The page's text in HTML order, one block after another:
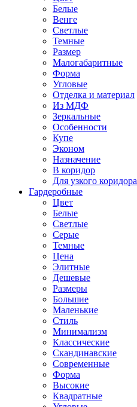
Белые
Венге
Светлые
Темные
Размер
Малогабаритные
Форма
Угловые
Отделка и материал
Из МДФ
Зеркальные
Особенности
Купе
Эконом
Назначение
В коридор
Для узкого коридора
Гардеробные
Цвет
Белые
Светлые
Серые
Темные
Цена
Элитные
Дешевые
Размеры
Большие
Маленькие
Стиль
Минимализм
Классические
Скандинавские
Современные
Форма
Высокие
Квадратные